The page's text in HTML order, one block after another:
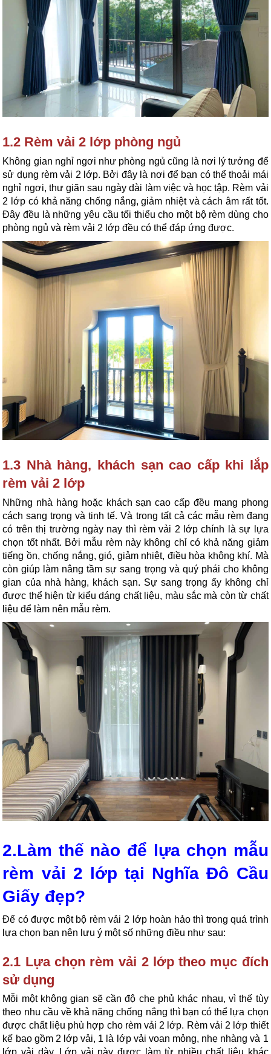
1.2 Rèm vải 2 lớp phòng ngủ
Không gian nghỉ ngơi như phòng ngủ cũng là nơi lý tưởng để
sử dụng rèm vải 2 lớp. Bởi đây là nơi để bạn có thể thoải mái
nghỉ ngơi, thư giãn sau ngày dài làm việc và học tập. Rèm vải
2 lớp có khả năng chống nắng, giảm nhiệt và cách âm rất tốt.
Đây đều là những yêu cầu tối thiểu cho một bộ rèm dùng cho
phòng ngủ và rèm vải 2 lớp đều có thể đáp ứng được.
1.3 Nhà hàng, khách sạn cao cấp khi lắp
rèm vải 2 lớp
Những nhà hàng hoặc khách sạn cao cấp đều mang phong
cách sang trọng và tinh tế. Và trong tất cả các mẫu rèm đang
có trên thị trường ngày nay thì rèm vải 2 lớp chính là sự lựa
chọn tốt nhất. Bởi mẫu rèm này không chỉ có khả năng giảm
tiếng ồn, chống nắng, gió, giảm nhiệt, điều hòa không khí. Mà
còn giúp làm nâng tầm sự sang trọng và quý phái cho không
gian của nhà hàng, khách sạn. Sự sang trọng ấy không chỉ
được thể hiện từ kiểu dáng chất liệu, màu sắc mà còn từ chất
liệu để làm nên mẫu rèm.
2.Làm thế nào để lựa chọn mẫu
rèm vải 2 lớp tại Nghĩa Đô Cầu
Giấy đẹp?
Để có được một bộ rèm vải 2 lớp hoàn hảo thì trong quá trình
lựa chọn bạn nên lưu ý một số những điều như sau:
2.1 Lựa chọn rèm vải 2 lớp theo mục đích
sử dụng
Mỗi một không gian sẽ cần độ che phủ khác nhau, vì thế tùy
theo nhu cầu về khả năng chống nắng thì bạn có thể lựa chọn
được chất liệu phù hợp cho rèm vải 2 lớp. Rèm vải 2 lớp thiết
kế bao gồm 2 lớp vải, 1 là lớp vải voan mỏng, nhẹ nhàng và 1
lớp vải dày. Lớp vải này được làm từ nhiều chất liệu khác